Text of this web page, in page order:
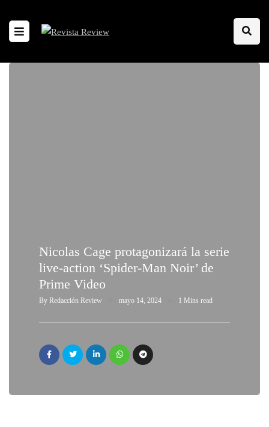
Nicolas Cage protagonizará la serie
live-action ‘Spider-Man Noir’ de
Prime Video
By Redacción Review mayo 14, 2024 1 Mins read